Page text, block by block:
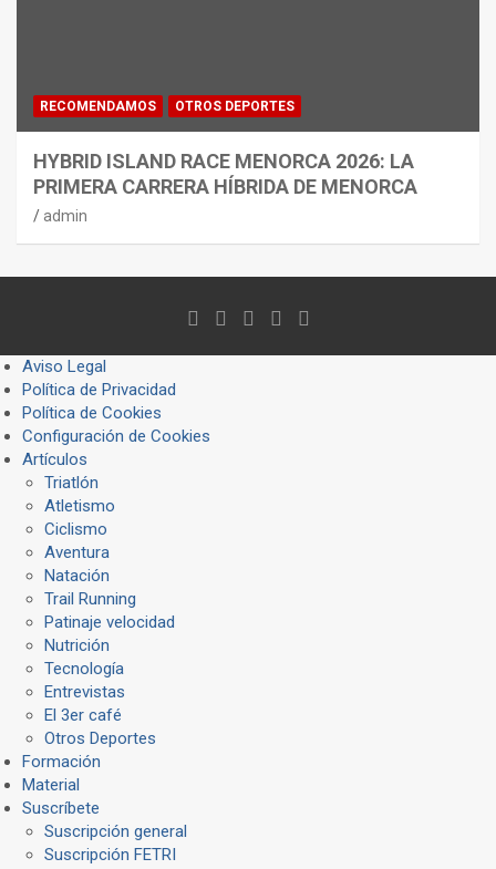
RECOMENDAMOS OTROS DEPORTES
HYBRID ISLAND RACE MENORCA 2026: LA
PRIMERA CARRERA HÍBRIDA DE MENORCA
admin
Aviso Legal
Política de Privacidad
Política de Cookies
Configuración de Cookies
Artículos
Triatlón
Atletismo
Ciclismo
Aventura
Natación
Trail Running
Patinaje velocidad
Nutrición
Tecnología
Entrevistas
El 3er café
Otros Deportes
Formación
Material
Suscríbete
Suscripción general
Suscripción FETRI